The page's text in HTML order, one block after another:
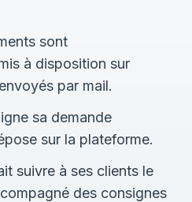
sont
à disposition sur
par mail.
sa demande
sur la plateforme.
suivre à ses clients le
des consignes